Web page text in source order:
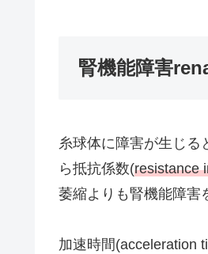
腎機能障害
糸球体に障害が生じ
ら抵抗係数(resistance
萎縮よりも腎機能障害
加速時間(acceleration